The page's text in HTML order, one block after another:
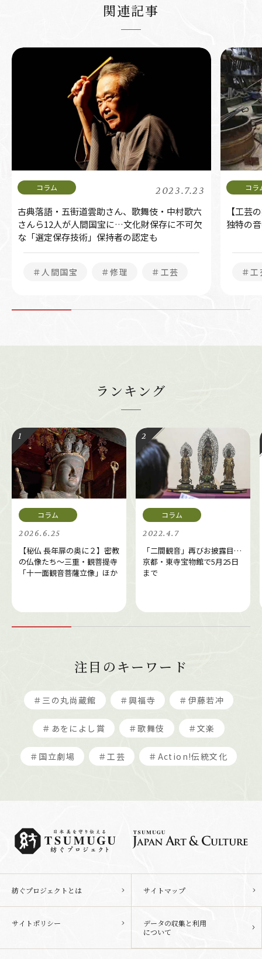
関連記事
2023.7.23
古典落語・五街道雲助さん、歌舞伎・中村歌六
さんら12人が人間国宝に…文化財保存に不可欠
な「選定保存技術」保持者の認定も
＃人間国宝 ＃修理 ＃工芸
【工芸
独特の
＃
ランキング
2026.6.25
【秘仏 長年扉の奥に２】密教
の仏像たち～三重・観菩提寺
「十一面観音菩薩立像」ほか
2022.4.7
「二間観音」再びお披露目…
京都・東寺宝物館で5月25日
まで
注目のキーワード
＃三の丸尚蔵館 ＃興福寺 ＃伊藤若冲
＃あをによし賞 ＃歌舞伎 ＃文楽
＃国立劇場 ＃工芸 ＃Action!伝統文化
紡ぐプロジェクトとは サイトマップ
サイトポリシー
データの収集と利用
について